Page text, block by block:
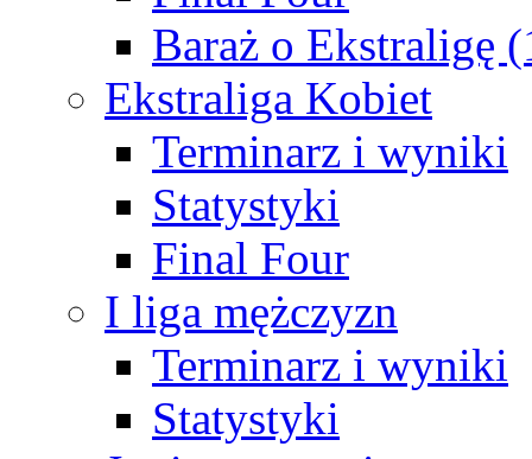
Baraż o Ekstraligę
Ekstraliga Kobiet
Terminarz i wyniki
Statystyki
Final Four
I liga mężczyzn
Terminarz i wyniki
Statystyki